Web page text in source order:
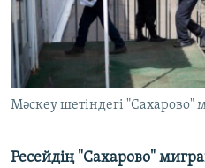
Мәскеу шетіндегі "Сахарово"
Ресейдің "Сахарово"